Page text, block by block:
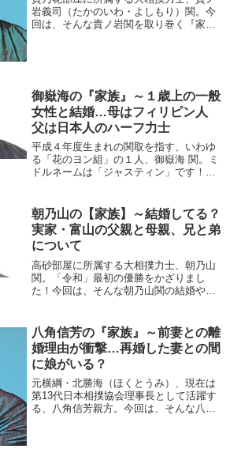
岩義司（たかのいわ・よしもり）関。今
回は、そんな貴ノ岩関を取り巻く『家
御嶽海の『家族』～１歳上の一般
女性と結婚…母はフィリピン人
父は日本人のハーフ力士
平成４年度生まれの関取を指す、いわゆ
る「花のヨン組」の１人、御嶽海 関。ミ
ドルネームは「ジャスティン」です！今
前：御嶽海久司（みたけうみ・ひさし）
本名：大道 久司（おおみ...
朝乃山の【家族】～結婚してる？
実家・富山の父親と母親、兄と弟
について
高砂部屋に所属する大相撲力士、朝乃山
関。「令和」最初の優勝をかざりまし
た！今回は、そんな朝乃山関の結婚や、
でき）本 名：石橋広暉（いしばし・
ひろき）生年月日：1994年〈...
八角信芳の『家族』～前妻との離
婚理由が衝撃…再婚した妻との間
に娘がいる？
元横綱・北勝海（ほくとうみ）、現在は
第13代日本相撲協会理事長として活躍す
る、八角信芳親方。今回は、そんな八角